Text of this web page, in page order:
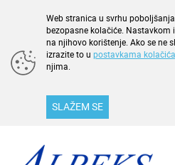
Web stranica u svrhu
bezopasne kolačiće. Nastavkom
na njihovo korištenje. Ako se ne
izrazite to u postavkama kolačića
njima.
SLAŽEM SE